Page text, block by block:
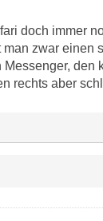
doch immer
man zwar einen
Messenger, den
rechts aber